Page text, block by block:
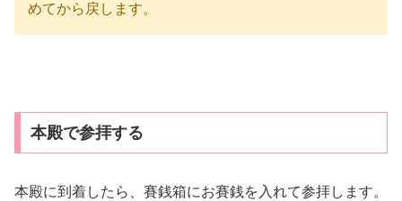
めてから戻します。
本殿で参拝する
本殿に到着したら、賽銭箱にお賽銭を入れて参拝します。